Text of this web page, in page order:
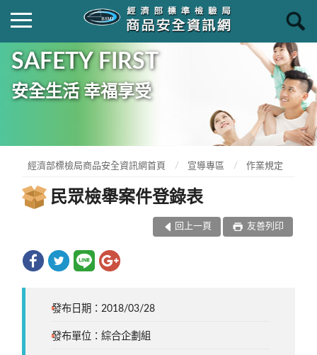
SAFETY FIRST
安全生活 幸福享受
經濟部標檢局商品安全資訊網首頁 宣導專區 作業規定
民眾檢舉案件登錄表
回上一頁 友善列印
發布日期：2018/03/28
發布單位：綜合企劃組